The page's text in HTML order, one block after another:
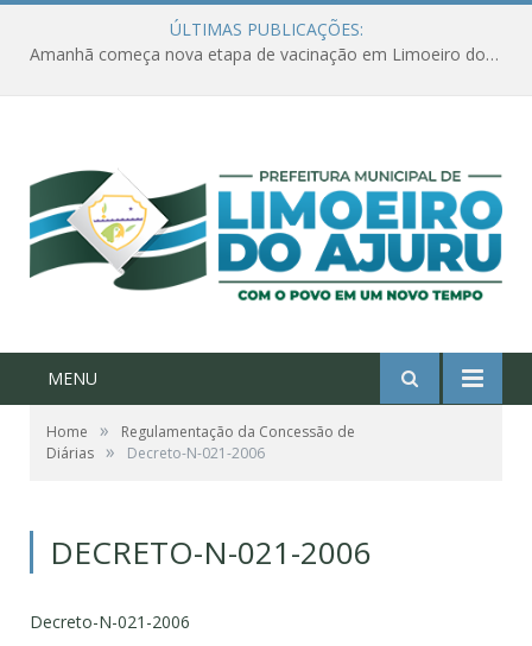
ÚLTIMAS PUBLICAÇÕES:
Amanhã começa nova etapa de vacinação em Limoeiro do Ajuru para idosos com 65 ou mais
MENU
Home »
Regulamentação da Concessão de
Diárias » Decreto-N-021-2006
DECRETO-N-021-2006
Decreto-N-021-2006